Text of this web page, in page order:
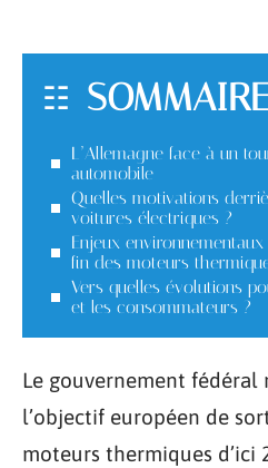
L’Allemagne face à un
automobile
Quelles motivations
voitures électriques ?
Enjeux
fin des moteurs
Vers quelles évolutions
et les consommateurs ?
Le gouvernement
l’objectif européen de
moteurs thermiques d’ici